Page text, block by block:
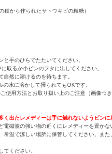
から作られたサトウキビの粗糖）
手のひらでたたいてください。
取るか小ビンのフタに出してください。
然に溶けるのを待ちます。
水に溶かして摂られてもOKです。
使用方法とお取り扱い上のご注意（画像つ
く出たレメディーは手に触れないようビンに
電磁波の強い物の近くにレメディーを置かな
常温で涼しい場所に保管してください。ま
てください。